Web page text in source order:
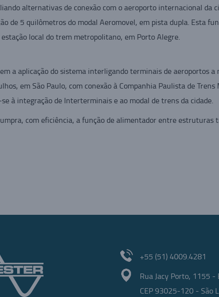
alternativas de conexão com o aeroporto internacional da
de 5 quilômetros do modal Aeromovel, em pista dupla. Esta
local do trem metropolitano, em Porto Alegre.
a aplicação do sistema interligando terminais de aeroportos
em São Paulo, com conexão à Companhia Paulista de
à integração de Interterminais e ao modal de trens da cidade.
com eficiência, a função de alimentador entre
+55 (51) 4009.4281
Rua Jacy Porto, 1155
CEP 93025-120 - São